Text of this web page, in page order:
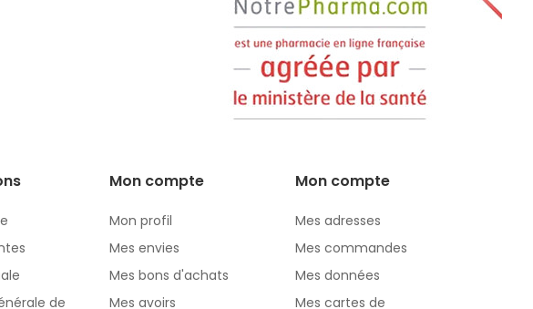
de
Mon compte
Mon profil
Mes envies
Mes bons d'achats
Mes avoirs
Mon compte
Mes adresses
Mes commandes
Mes données
Mes cartes de